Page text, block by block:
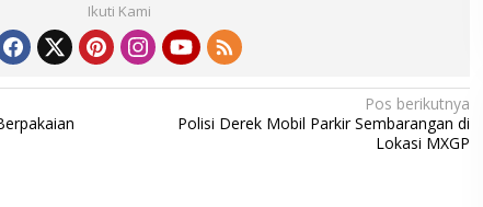
Ikuti Kami
Pos berikutnya
Polisi Derek Mobil Parkir Sembarangan di
Lokasi MXGP